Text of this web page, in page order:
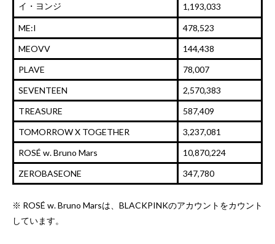
イ・ヨンジ
1,193,033
ME:I
478,523
MEOVV
144,438
PLAVE
78,007
SEVENTEEN
2,570,383
TREASURE
587,409
TOMORROW X TOGETHER
3,237,081
ROSÉ w. Bruno Mars
10,870,224
ZEROBASEONE
347,780
※ ROSÉ w. Bruno Marsは、BLACKPINKのアカウントをカウント
しています。